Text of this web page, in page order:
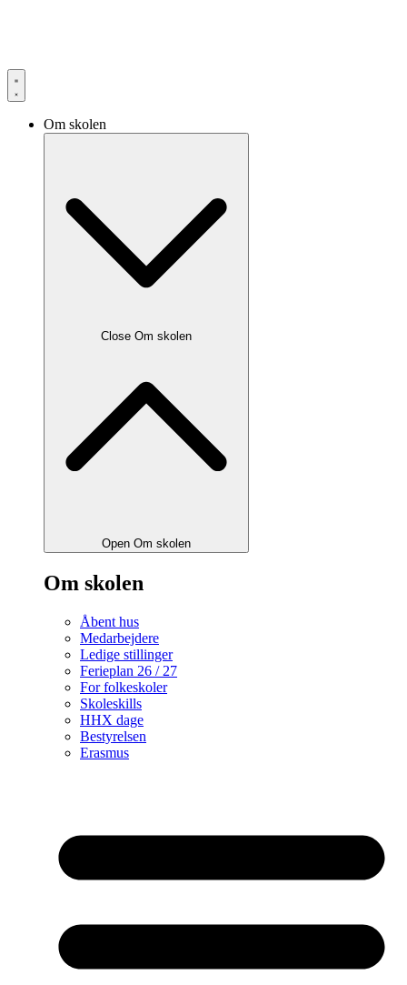
Om skolen
Close Om skolen
Open Om skolen
Om skolen
Åbent hus
Medarbejdere
Ledige stillinger
Ferieplan 26 / 27
For folkeskoler
Skoleskills
HHX dage
Bestyrelsen
Erasmus